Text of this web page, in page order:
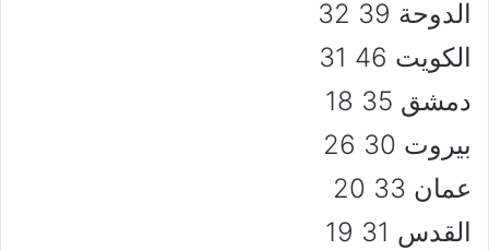
الدوحة 39 32
الكويت 46 31
دمشق 35 18
بيروت 30 26
عمان 33 20
القدس 31 19